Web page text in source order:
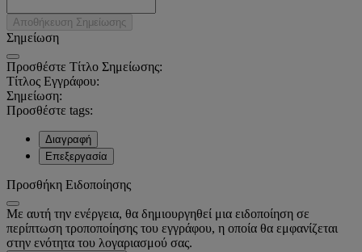
Αποθήκευση Σημείωσης
Σημείωση
Προσθέστε Τίτλο Σημείωσης:
Τίτλος Εγγράφου:
Σημείωση:
Προσθέστε tags:
Διαγραφή
Επεξεργασία
Προσθήκη Ειδοποίησης
Με αυτή την ενέργεια, θα δημιουργηθεί μια ειδοποίηση σε
περίπτωση τροποποίησης του εγγράφου, η οποία θα εμφανίζεται
στην ενότητα του λογαριασμού σας.